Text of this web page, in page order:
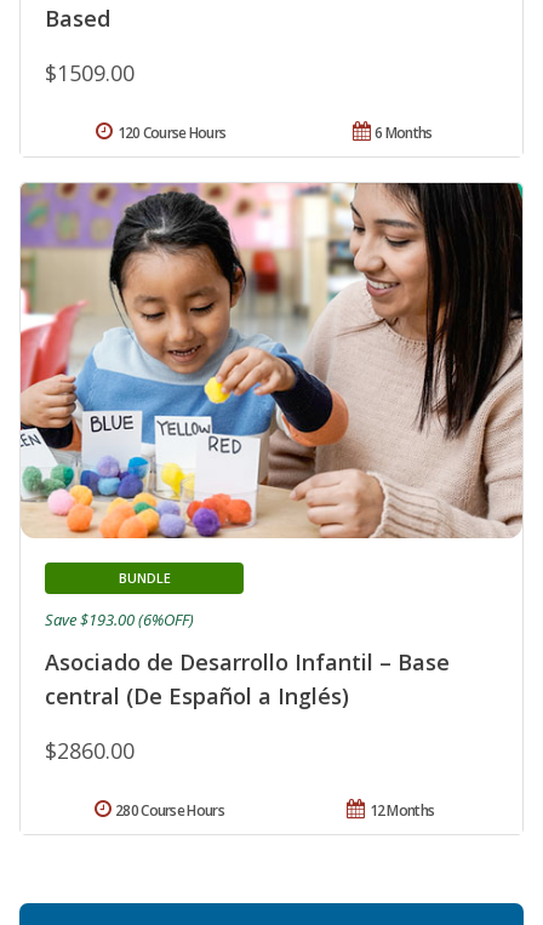
Based
$1509.00
6 Months
120 Course Hours
Asociado de Desarrollo Infantil – Base
central (De Español a Inglés)
BUNDLE
$2860.00
Save $193.00 (6%OFF)
12 Months
280 Course Hours